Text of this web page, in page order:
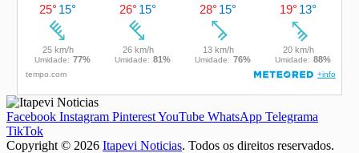
Facebook Instagram PinterestYouTube WhatsApp Telegrama
TikTok
Copyright © 2026 Itapevi Noticias. Todos os direitos reservados.